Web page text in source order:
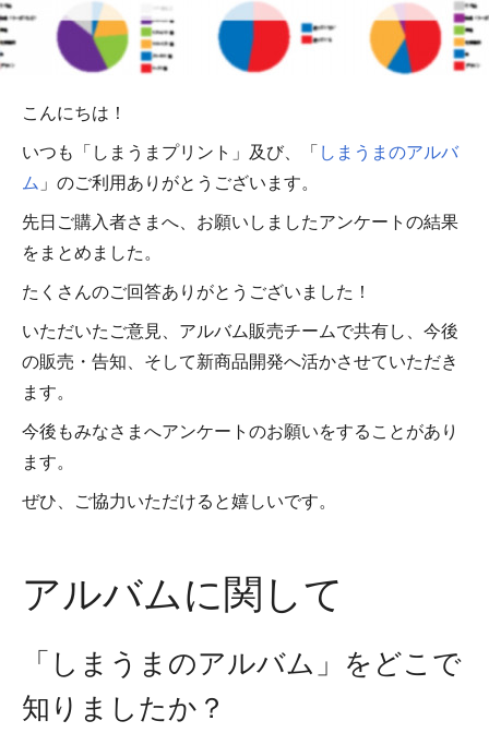
こんにちは！
いつも「しまうまプリント」及び、「しまうまのアルバ
ム 」のご利用ありがとうございます。
先日ご購入者さまへ、お願いしましたアンケートの結果
をまとめました。
たくさんのご回答ありがとうございました！
いただいたご意見、アルバム販売チームで共有し、今後
の販売・告知、そして新商品開発へ活かさせていただき
ます。
今後もみなさまへアンケートのお願いをすることがあり
ます。
ぜひ、ご協力いただけると嬉しいです。
アルバムに関して
「しまうまのアルバム」をどこで
知りましたか？